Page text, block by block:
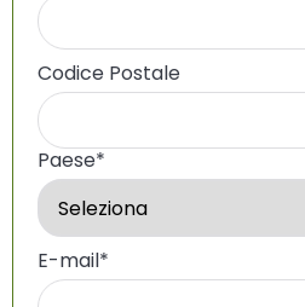
Codice Postale
Paese*
E-mail*